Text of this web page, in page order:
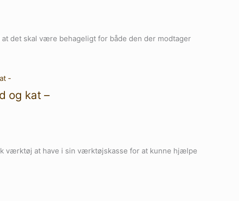
det skal være behageligt for både den der modtager
og kat –
værktøj at have i sin værktøjskasse for at kunne hjælpe